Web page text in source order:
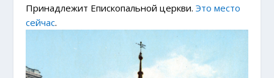
Принадлежит Епископальной церкви.Это место
сейчас.